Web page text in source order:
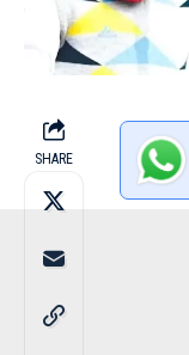
SHARE